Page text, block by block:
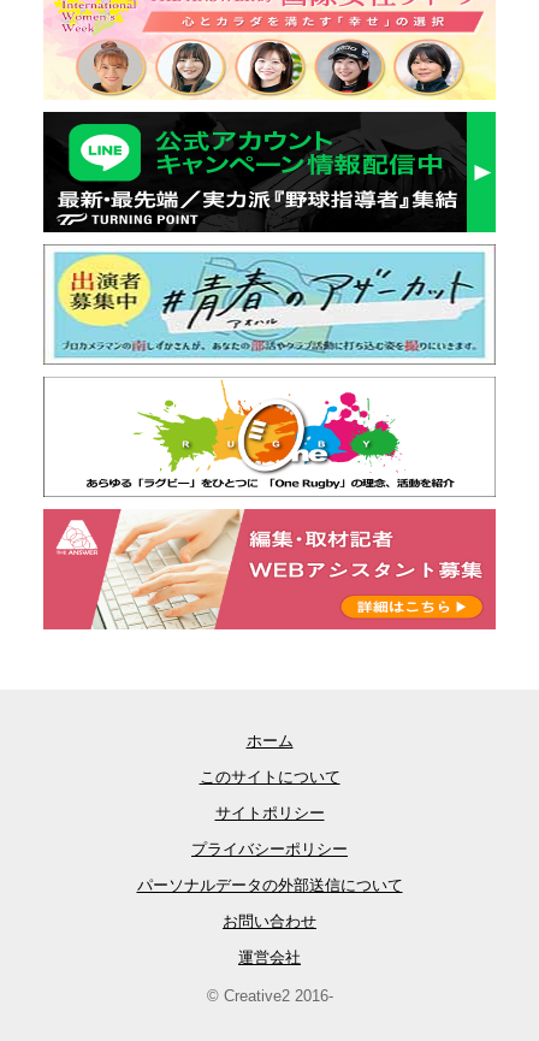
ホーム
このサイトについて
サイトポリシー
プライバシーポリシー
パーソナルデータの外部送信について
お問い合わせ
運営会社
© Creative2 2016-